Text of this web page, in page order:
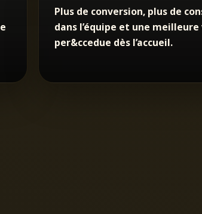
Plus de conversion, plus de
dans l’équipe et une
per&ccedue dès l’accueil.